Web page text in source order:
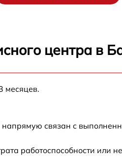
центра в
месяцев.
связан с
работоспособности или